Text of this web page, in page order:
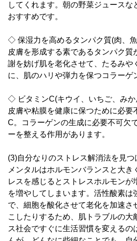
してくれます。朝の野菜ジュースな
おすすめです。
◇ 保湿力を高めるタンパク質(肉、
皮膚を形成する素であるタンパク質
謝を妨げ肌を老化させて、たるみや
に、肌のハリや弾力を保つコラーゲ
◇ ビタミンC(キウイ、いちご、みか
皮膚や粘膜を健康に保つために必要
C。コラーゲンの生成に必要不可欠
ーを整える作用があります。
(3)自分なりのストレス解消法を見つ
メンタルはホルモンバランスと大き
レスを感じるとストレスホルモンが
を増やしてしまいます。活性酸素は
で、細胞を酸化させて老化を加速さ
こしたりするため、肌トラブルの大
ス社会ですぐに生活習慣を変えるの